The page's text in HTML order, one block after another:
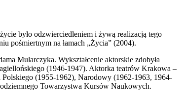
było odzwierciedleniem i żywą realizacją tego
pośmiertnym na łamach „Życia” (2004).
Mularczyka. Wykształcenie aktorskie zdobyła
(1946-1947). Aktorka teatrów Krakowa –
(1955-1962), Narodowy (1962-1963, 1964-
Towarzystwa Kursów Naukowych.